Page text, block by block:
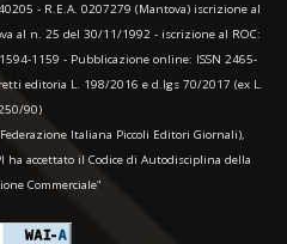
- R.E.A. 0207279 (Mantova) iscrizione al
al n. 25 del 30/11/1992 - iscrizione al ROC:
1159 - Pubblicazione online: ISSN 2465-
editoria L. 198/2016 e d.lgs 70/2017 (ex L.
90)
Italiana Piccoli Editori Giornali),
ha accettato il Codice di Autodisciplina della
Commerciale"